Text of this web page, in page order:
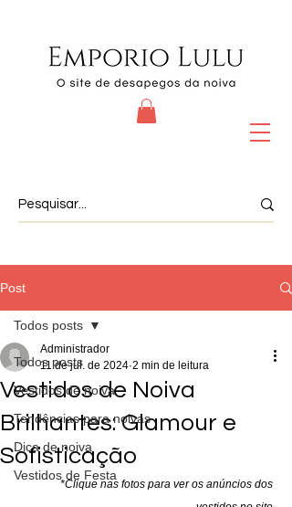
Post
Todos posts
Vestidos de noiva
Tendências para noivas
Dica de noiva
Vestidos de Festa
Todos posts
Vestidos de Noiva
Brilhantes: Glamour e
Sofisticação
Administrador
11 de jul. de 2024 2 min de leitura